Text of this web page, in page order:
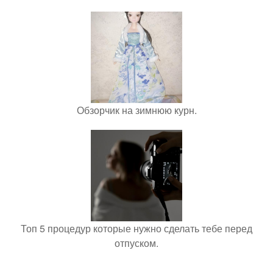
Обзорчик на зимнюю курн.
Топ 5 процедур которые нужно сделать тебе перед
отпуском.